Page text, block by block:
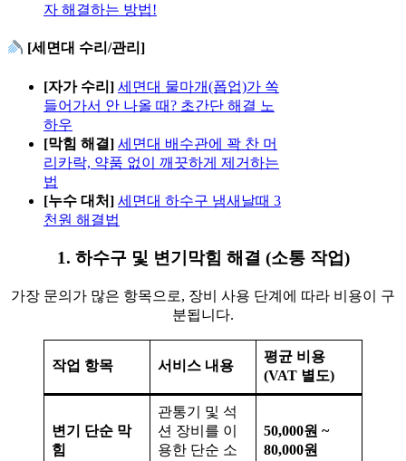
자 해결하는 방법!
[세면대 수리/관리]
[자가 수리] 세면대 물마개(폽업)가 쏙
들어가서 안 나올 때? 초간단 해결 노
하우
[막힘 해결] 세면대 배수관에 꽉 찬 머
리카락, 약품 없이 깨끗하게 제거하는
법
[누수 대처] 세면대 하수구 냄새날때 3
천원 해결법
1. 하수구 및 변기막힘 해결 (소통 작업)
가장 문의가 많은 항목으로, 장비 사용 단계에 따라 비용이 구
분됩니다.
작업 항목 서비스 내용
평균 비용
(VAT 별도)
변기 단순 막
힘
관통기 및 석
션 장비를 이
용한 단순 소
50,000원 ~
80,000원